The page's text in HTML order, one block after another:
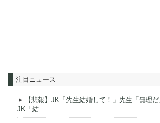
注目ニュース
【悲報】JK「先生結婚して！」先生「無理
JK「結...